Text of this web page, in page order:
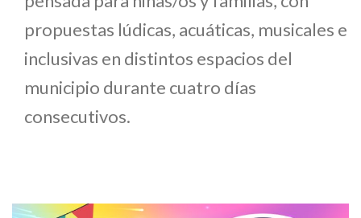
propuestas lúdicas, acuáticas, musicales e
inclusivas en distintos espacios del
municipio durante cuatro días
consecutivos.